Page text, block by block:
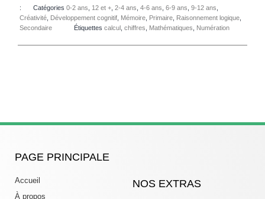
: Catégories 0-2 ans 12 et + 2-4 ans 4-6 ans 6-9 ans 9-12 ans
Créativité Développement cognitif Mémoire Primaire Raisonnement logique
Secondaire
Étiquettes calcul chiffres Mathématiques Numération
PAGE PRINCIPALE
Accueil
À propos
NOS EXTRAS